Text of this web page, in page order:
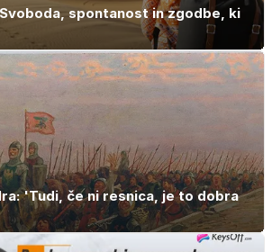
spontanost in zgodbe, ki
'Tudi, če ni resnica, je to dobra